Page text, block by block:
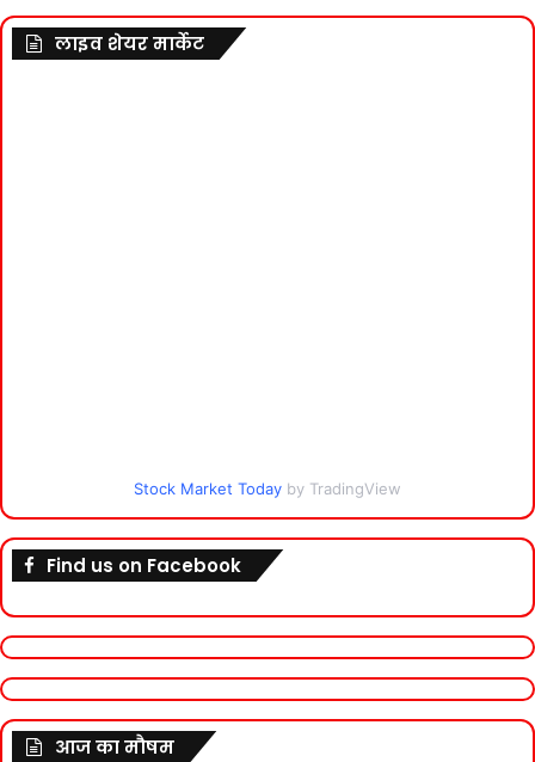
लाइव शेयर मार्केट
Stock Market Today by TradingView
Find us on Facebook
आज का मौषम